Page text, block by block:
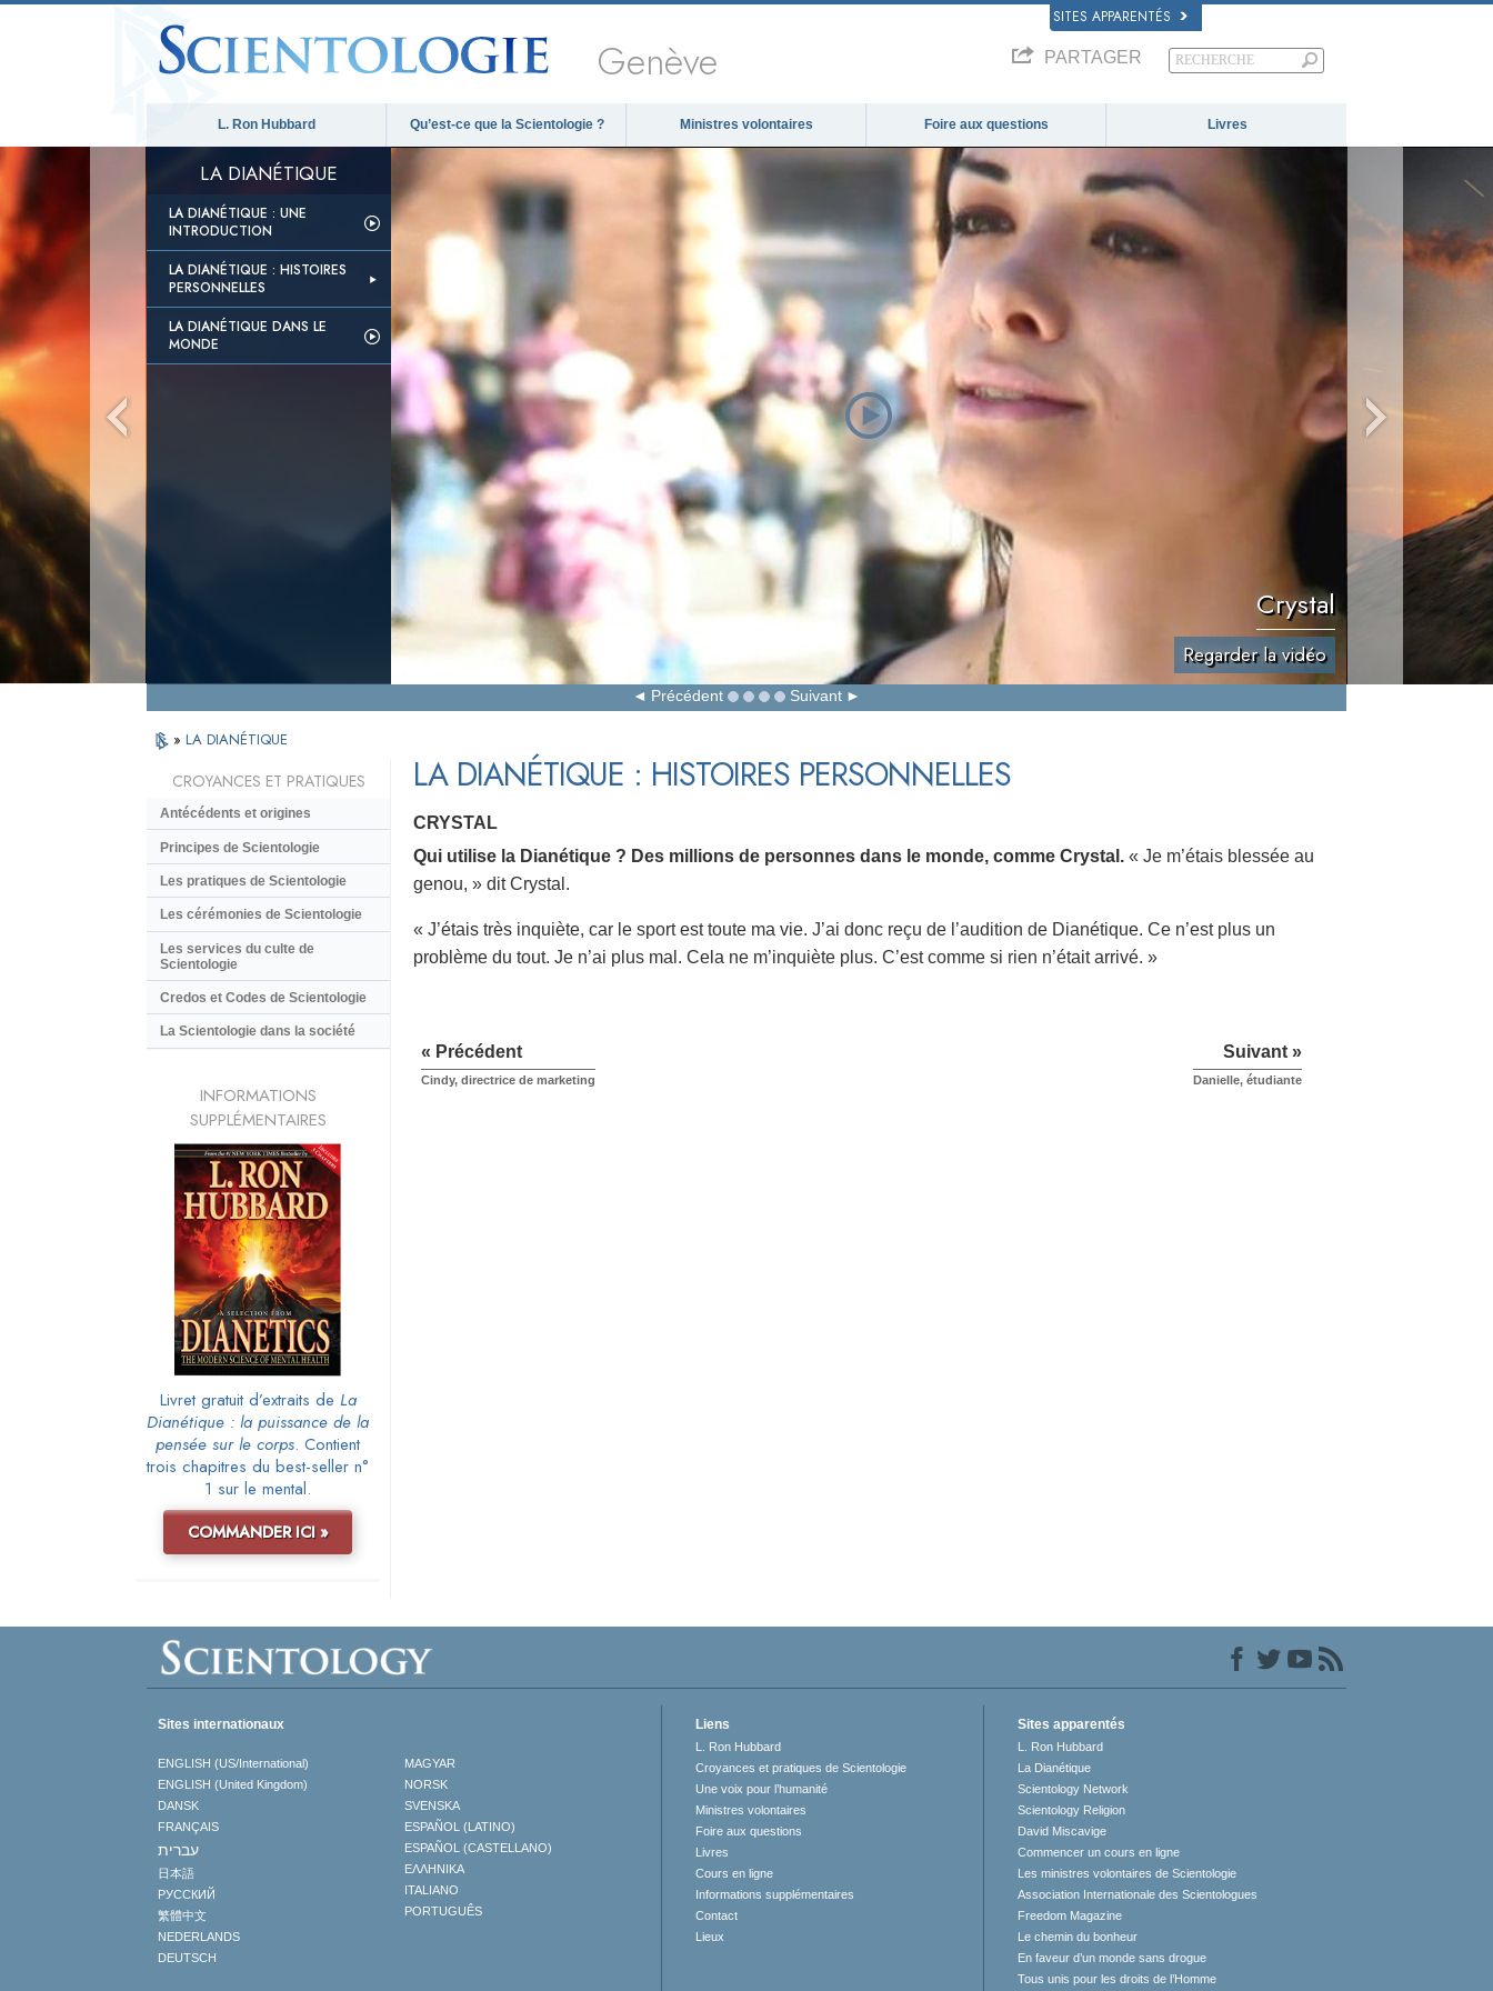
SITES APPARENTÉS
Genève PARTAGER
L. Ron Hubbard Qu’est-ce que la Scientologie ? Ministres volontaires Foire aux questions Livres
LA DIANÉTIQUE
LA DIANÉTIQUE : UNE
INTRODUCTION
LA DIANÉTIQUE : HISTOIRES
PERSONNELLES
LA DIANÉTIQUE DANS LE
MONDE
Crystal
Regarder la vidéo
Précédent Suivant
» LA DIANÉTIQUE
LA DIANÉTIQUE : HISTOIRES PERSONNELLES
CRYSTAL
Qui utilise la Dianétique ? Des millions de personnes dans le monde, comme Crystal. « Je m’étais blessée au
genou, » dit Crystal.
« J’étais très inquiète, car le sport est toute ma vie. J’ai donc reçu de l’audition de Dianétique. Ce n’est plus un
problème du tout. Je n’ai plus mal. Cela ne m’inquiète plus. C’est comme si rien n’était arrivé. »
« Précédent
Cindy, directrice de marketing
Suivant »
Danielle, étudiante
CROYANCES ET PRATIQUES
Antécédents et origines
Principes de Scientologie
Les pratiques de Scientologie
Les cérémonies de Scientologie
Les services du culte de
Scientologie
Credos et Codes de Scientologie
La Scientologie dans la société
INFORMATIONS
SUPPLÉMENTAIRES
Livret gratuit d’extraits de La
Dianétique : la puissance de la
pensée sur le corps. Contient
trois chapitres du best-seller n°
1 sur le mental.
COMMANDER ICI »
Sites internationaux
ENGLISH (US/International)
ENGLISH (United Kingdom)
DANSK
FRANÇAIS
עברית
日本語
РУССКИЙ
繁體中文
NEDERLANDS
DEUTSCH
MAGYAR
NORSK
SVENSKA
ESPAÑOL (LATINO)
ESPAÑOL (CASTELLANO)
ΕΛΛΗΝΙΚA
ITALIANO
PORTUGUÊS
Liens
L. Ron Hubbard
Croyances et pratiques de Scientologie
Une voix pour l’humanité
Ministres volontaires
Foire aux questions
Livres
Cours en ligne
Informations supplémentaires
Contact
Lieux
Sites apparentés
L. Ron Hubbard
La Dianétique
Scientology Network
Scientology Religion
David Miscavige
Commencer un cours en ligne
Les ministres volontaires de Scientologie
Association Internationale des Scientologues
Freedom Magazine
Le chemin du bonheur
En faveur d’un monde sans drogue
Tous unis pour les droits de l’Homme